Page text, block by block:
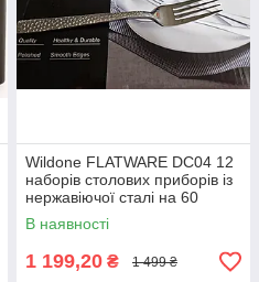
Wildone FLATWARE DC04 12
наборів столових приборів із
нержавіючої сталі на 60
предметів
В наявності
1 199,20 ₴ 1 499 ₴